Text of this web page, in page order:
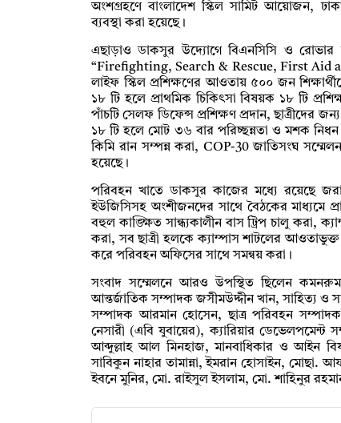
অংশগ্রহণে বাংলাদেশ স্কিল সামিট আয়োজন, ঢাকা
ব্যবস্থা করা হয়েছে।
এছাড়াও ডাকসুর উদ্যোগে বিএনসিসি ও রোভার
“Firefighting, Search & Rescue, First Aid
লাইফ স্কিল প্রশিক্ষণের আওতায় ৫০০ জন
১৮ টি হলে প্রাথমিক চিকিৎসা বিষয়ক ১৮ টি
পাঁচটি সেলফ ডিফেন্স প্রশিক্ষণ প্রদান, ছাত্রীদের
১৮ টি হলে মোট ৩৬ বার পরিচ্ছন্নতা ও মশক
কিমি রান সম্পন্ন করা, COP-30 জাতিসংঘ
হয়েছে।
পরিবহন খাতে ডাকসুর কাজের মধ্যে রয়েছে
ইউজিসিসহ অংশীজনদের সাথে বৈঠকের মাধ্যমে
বহুল কাঙ্ক্ষিত সান্ধ্যকালীন বাস ট্রিপ চালু করা,
করা, সব ছাত্রী হলকে ক্যাম্পাস শাটলের
করে পরিবহন অফিসের সাথে সমন্বয় করা।
সংবাদ সম্মেলনে আরও উপস্থিত ছিলেন
আন্তর্জাতিক সম্পাদক জসীমউদ্দীন খান, সাহিত্য ও
সম্পাদক আরমান হোসেন, ছাত্র পরিবহন
নেসারী (এবি যুবায়ের), ক্যারিয়ার
আব্দুল্লাহ আল মিনহাজ, মানবাধিকার ও আইন
সাবিকুন নাহার তামান্না, ইমরান হোসাইন, মোছা.
ইবনে মুনির, মো. রাইসুল ইসলাম, মো. শাহিনুর